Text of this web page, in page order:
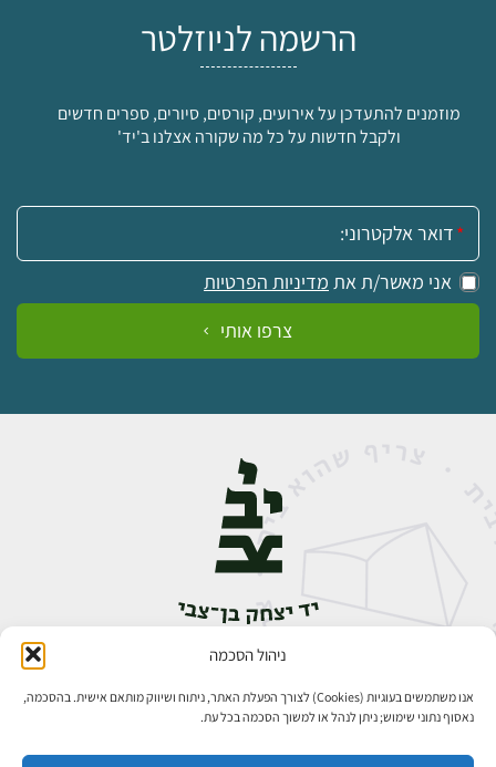
ניהול הסכמה
אנו משתמשים בעוגיות (Cookies) לצורך הפעלת האתר, ניתוח ושיווק מותאם אישית. בהסכמה,
נאסוף נתוני שימוש; ניתן לנהל או למשוך הסכמה בכל עת.
הרשמה לניוזלטר
מוזמנים להתעדכן על אירועים, קורסים, סיורים, ספרים חדשים
ולקבל חדשות על כל מה שקורה אצלנו ב'יד'
אימייל:
אני מאשר/ת את מדיניות הפרטיות
צרפו אותי
אבן גבירול 14, רחביה, ירושלים